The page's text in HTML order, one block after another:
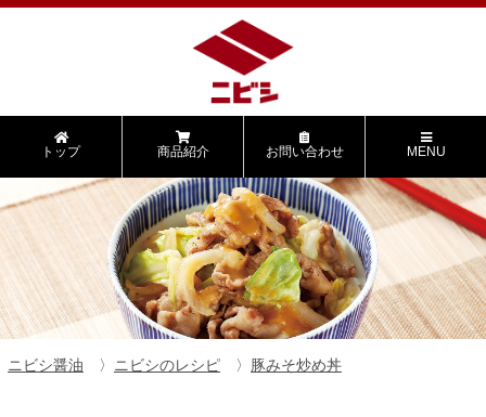
トップ 商品紹介 お問い合わせ MENU
ニビシ醤油 ニビシのレシピ 豚みそ炒め丼